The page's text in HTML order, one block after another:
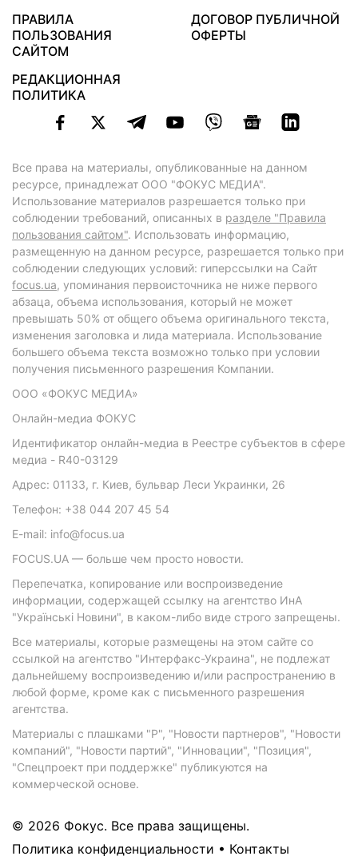
ПРАВИЛА
ПОЛЬЗОВАНИЯ
САЙТОМ
ДОГОВОР ПУБЛИЧНОЙ
ОФЕРТЫ
РЕДАКЦИОННАЯ
ПОЛИТИКА
Все права на материалы, опубликованные на данном
ресурсе, принадлежат ООО "ФОКУС МЕДИА".
Использование материалов разрешается только при
соблюдении требований, описанных в разделе "Правила
пользования сайтом". Использовать информацию,
размещенную на данном ресурсе, разрешается только при
соблюдении следующих условий: гиперссылки на Сайт
focus.ua, упоминания первоисточника не ниже первого
абзаца, объема использования, который не может
превышать 50% от общего объема оригинального текста,
изменения заголовка и лида материала. Использование
большего объема текста возможно только при условии
получения письменного разрешения Компании.
ООО «ФОКУС МЕДИА»
Онлайн-медиа ФОКУС
Идентификатор онлайн-медиа в Реестре субъектов в сфере
медиа - R40-03129
Адрес: 01133, г. Киев, бульвар Леси Украинки, 26
Телефон: +38 044 207 45 54
E-mail: info@focus.ua
FOCUS.UA — больше чем просто новости.
Перепечатка, копирование или воспроизведение
информации, содержащей ссылку на агентство ИнА
"Українські Новини", в каком-либо виде строго запрещены.
Все материалы, которые размещены на этом сайте со
ссылкой на агентство "Интерфакс-Украина", не подлежат
дальнейшему воспроизведению и/или распространению в
любой форме, кроме как с письменного разрешения
агентства.
Материалы с плашками "Р", "Новости партнеров", "Новости
компаний", "Новости партий", "Инновации", "Позиция",
"Спецпроект при поддержке" публикуются на
коммерческой основе.
© 2026 Фокус. Все права защищены.
Политика конфиденциальности • Контакты